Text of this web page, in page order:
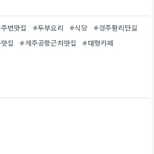
변맛집 #두부요리 #식당
#경주황리단길
집 #제주공항근처맛집
#대형카페